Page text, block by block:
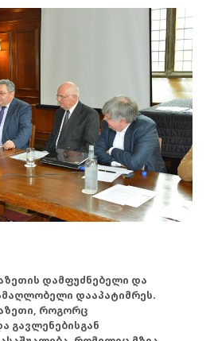
დამფუძნებელი და
დააპატიმრეს.
როგორც
გავლენებისგან